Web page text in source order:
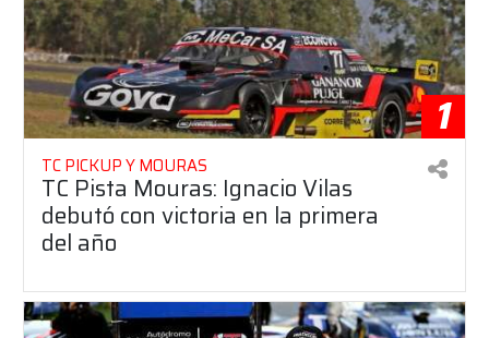
1
TC PICKUP Y MOURAS
TC Pista Mouras: Ignacio Vilas
debutó con victoria en la primera
del año